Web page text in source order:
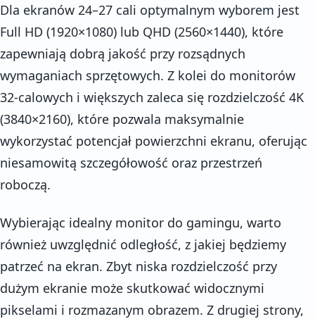
Dla ekranów 24–27 cali optymalnym wyborem jest
Full HD (1920×1080) lub QHD (2560×1440), które
zapewniają dobrą jakość przy rozsądnych
wymaganiach sprzętowych. Z kolei do monitorów
32-calowych i większych zaleca się rozdzielczość 4K
(3840×2160), które pozwala maksymalnie
wykorzystać potencjał powierzchni ekranu, oferując
niesamowitą szczegółowość oraz przestrzeń
roboczą.
Wybierając idealny monitor do gamingu, warto
również uwzględnić odległość, z jakiej będziemy
patrzeć na ekran. Zbyt niska rozdzielczość przy
dużym ekranie może skutkować widocznymi
pikselami i rozmazanym obrazem. Z drugiej strony,